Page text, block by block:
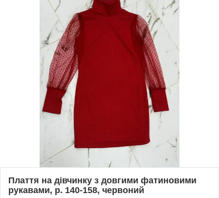
Плаття на дівчинку з довгими фатиновими
рукавами, р. 140-158, червоний